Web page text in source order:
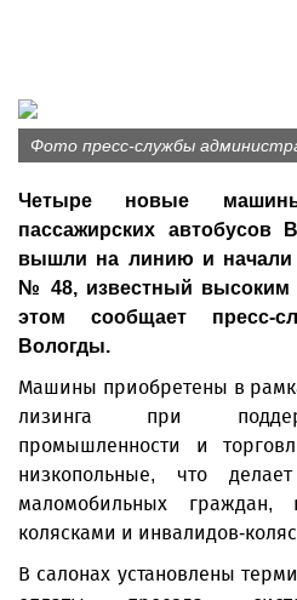
Фото пресс-службы
Четыре новые
пассажирских
вышли на линию и начали
№ 48, известный высоким
этом сообщает пресс-
Вологды.
Машины приобретены в
лизинга при
промышленности и
низкопольные, что
маломобильных граждан,
колясками и инвалидов-
В салонах установлены